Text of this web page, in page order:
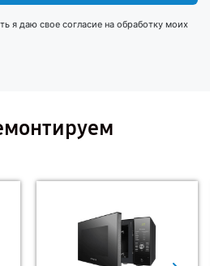
я даю свое согласие на обработку моих